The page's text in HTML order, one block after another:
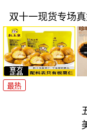
双十一现货专场
最热